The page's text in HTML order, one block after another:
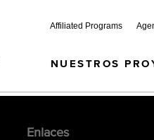
Affiliated Programs
NUESTROS
Enlaces